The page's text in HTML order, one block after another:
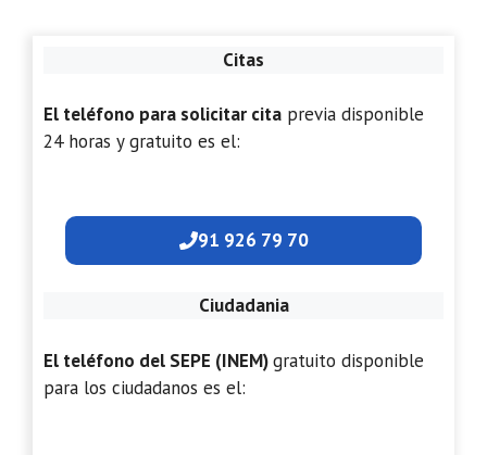
Citas
El teléfono para solicitar cita previa disponible
24 horas y gratuito es el:
91 926 79 70
Ciudadania
El teléfono del SEPE (INEM)gratuito disponible
para los ciudadanos es el: